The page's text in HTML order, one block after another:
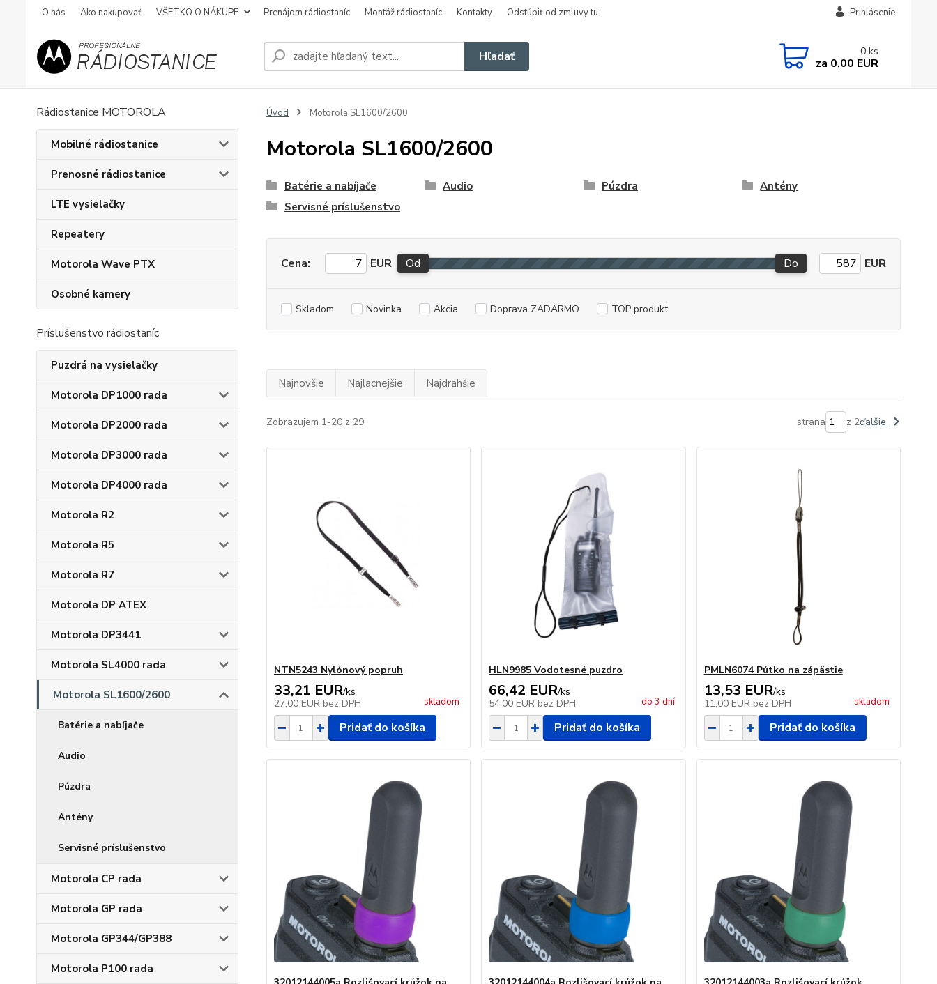
O nás Ako nakupovať VŠETKO O NÁKUPE Prenájom rádiostaníc Montáž rádiostaníc Kontakty Odstúpiť od zmluvy tu Prihlásenie
Hľadať 0 ks
za 0,00 EUR
Rádiostanice MOTOROLA
Mobilné rádiostanice
Prenosné rádiostanice
LTE vysielačky
Repeatery
Motorola Wave PTX
Osobné kamery
Príslušenstvo rádiostaníc
Puzdrá na vysielačky
Motorola DP1000 rada
Motorola DP2000 rada
Motorola DP3000 rada
Motorola DP4000 rada
Motorola R2
Motorola R5
Motorola R7
Motorola DP ATEX
Motorola DP3441
Motorola SL4000 rada
Motorola SL1600/2600
Batérie a nabíjače
Audio
Púzdra
Antény
Servisné príslušenstvo
Motorola CP rada
Motorola GP rada
Motorola GP344/GP388
Motorola P100 rada
Úvod Motorola SL1600/2600
Motorola SL1600/2600
Batérie a nabíjače Audio Púzdra
Antény
Servisné príslušenstvo
Cena: EUR Od Do EUR
Skladom Novinka Akcia Doprava ZADARMO TOP produkt
Najnovšie Najlacnejšie Najdrahšie
Zobrazujem 1-20 z 29 strana z 2ďalšie
NTN5243 Nylónový popruh
33,21 EUR/ks
27,00 EUR bez DPH skladom
Pridať do košíka
HLN9985 Vodotesné puzdro
66,42 EUR/ks
54,00 EUR bez DPH do 3 dní
Pridať do košíka
PMLN6074 Pútko na zápästie
13,53 EUR/ks
11,00 EUR bez DPH skladom
Pridať do košíka